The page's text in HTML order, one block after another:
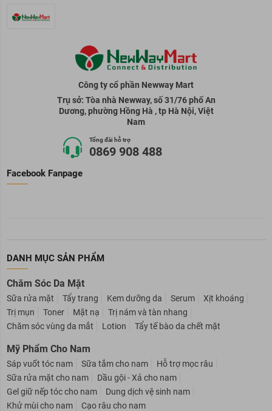
Công ty cổ phần Newway Mart
Trụ sở: Tòa nhà Newway, số 31/76 phố An
Dương, phường Hồng Hà , tp Hà Nội, Việt
Nam
Tổng đài hỗ trợ
0869 908 488
Facebook Fanpage
DANH MỤC SẢN PHẨM
Chăm Sóc Da Mặt
Sữa rửa mặt Tẩy trang Kem dưỡng da Serum
Xịt khoáng
Trị mụn
Toner Mặt nạ
Trị nám và tàn nhang
Chăm sóc vùng da mắt
Lotion Tẩy tế bào da chết mặt
Mỹ Phẩm Cho Nam
Sáp vuốt tóc nam Sữa tắm cho nam
Hỗ trợ mọc râu
Sữa rửa mặt cho nam
Dầu gội - Xả cho nam
Gel giữ nếp tóc cho nam
Dung dịch vệ sinh nam
Khử mùi cho nam
Cạo râu cho nam